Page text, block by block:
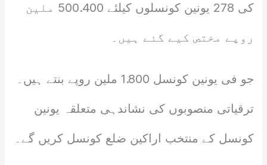
کی 278 یونین کونسلوں کیلئے 500.400 ملین
روپے مختص کیے گئے ہیں۔
جو فی یونین کونسل 1.800 ملین روپے بنتے ہیں۔
ترقیاتی منصوبوں کی نشاندہی متعلقہ یونین
کونسل کے منتخب اراکین ضلع کونسل کریں گے۔